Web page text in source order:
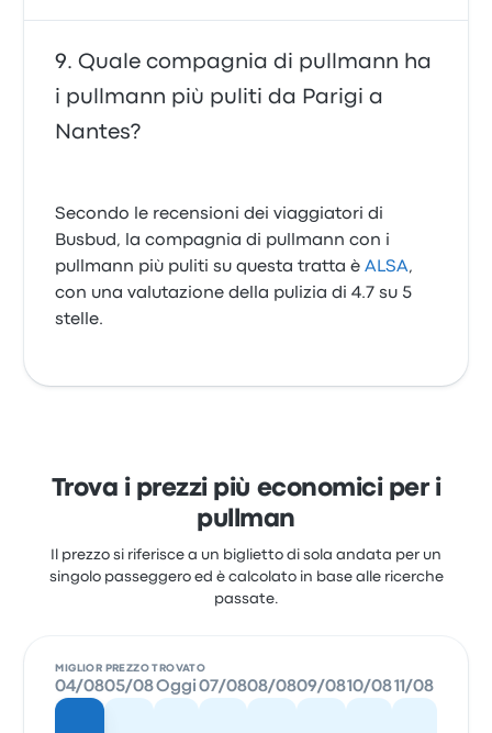
Quale compagnia di pullmann ha
i pullmann più puliti da Parigi a
Nantes?
Secondo le recensioni dei viaggiatori di
Busbud, la compagnia di pullmann con i
pullmann più puliti su questa tratta èALSA,
con una valutazione della pulizia di 4.7 su 5
stelle.
Trova i prezzi più economici per i
pullman
Il prezzo si riferisce a un biglietto di sola andata per un
singolo passeggero ed è calcolato in base alle ricerche
passate.
MIGLIOR PREZZO TROVATO
04/0805/08Oggi 07/0808/0809/0810/0811/08